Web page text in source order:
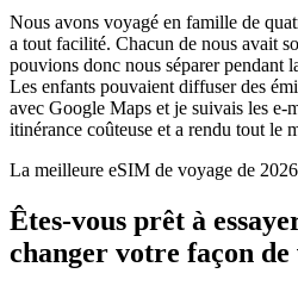
Nous avons voyagé en famille de
a tout facilité. Chacun de nous avait
pouvions donc nous séparer pendant
Les enfants pouvaient diffuser des
avec Google Maps et je suivais les e-
itinérance coûteuse et a rendu tout le
La meilleure eSIM de voyage de 2026
Êtes-vous prêt à
changer votre façon de